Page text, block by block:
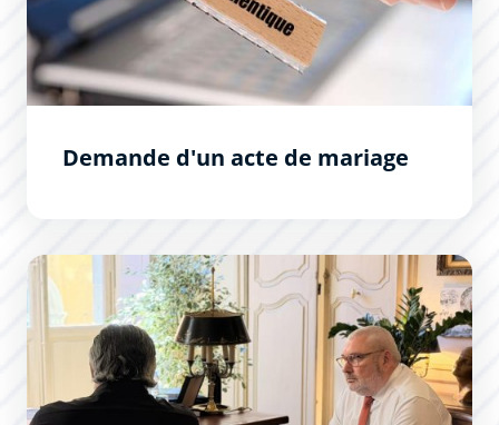
Demande d'un acte de mariage
Les Permanences du Maire : un succès !